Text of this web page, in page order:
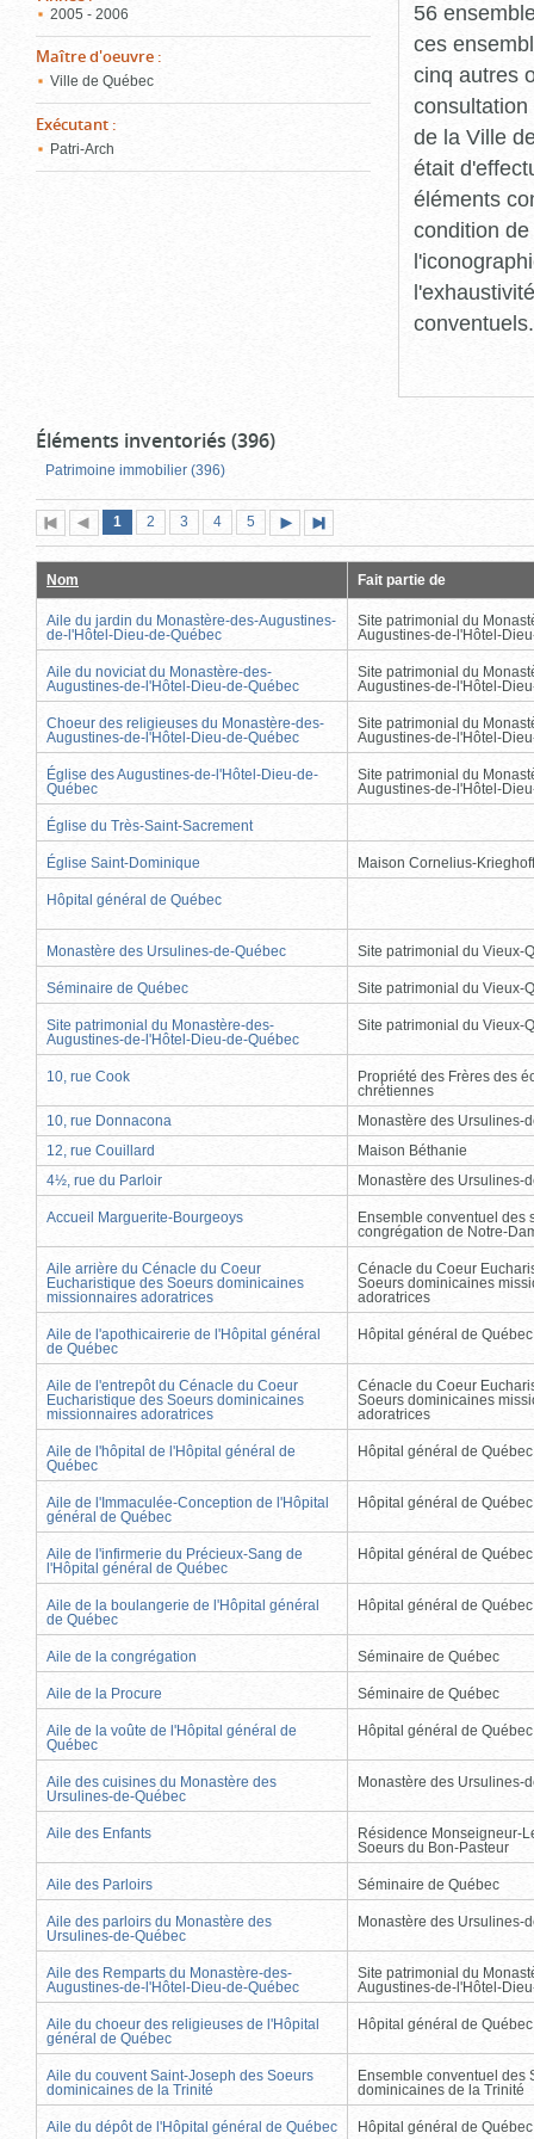
2005 - 2006
Maître d'oeuvre :
Ville de Québec
Exécutant :
Patri-Arch
56
ces
cinq autres
de la Ville
était
éléments
condition
conventuels.
Éléments inventoriés (396)
Patrimoine immobilier (396)
Première
page
Page
précédente
Page
1 (page
actuelle)
Page
2 Page
3 Page
4 Page
5
suivante
page
Nom Fait partie de
Aile du jardin du Monastère-des-Augustines-
de-l'Hôtel-Dieu-de-Québec
Site patrimonial du
Augustines-de-l'Hôtel-
Aile du noviciat du Monastère-des-
Augustines-de-l'Hôtel-Dieu-de-Québec
Site patrimonial du
Augustines-de-l'Hôtel-
Choeur des religieuses du Monastère-des-
Augustines-de-l'Hôtel-Dieu-de-Québec
Site patrimonial du
Augustines-de-l'Hôtel-
Église des Augustines-de-l'Hôtel-Dieu-de-
Québec
Site patrimonial du
Augustines-de-l'Hôtel-
Église du Très-Saint-Sacrement
Église Saint-Dominique Maison Cornelius-Krieghoff
Hôpital général de Québec
Monastère des Ursulines-de-Québec Site patrimonial du Vieux-
Séminaire de Québec Site patrimonial du Vieux-
Site patrimonial du Monastère-des-
Augustines-de-l'Hôtel-Dieu-de-Québec
Site patrimonial du Vieux-
10, rue Cook
Propriété des Frères des
chrétiennes
10, rue Donnacona
Monastère des Ursulines-
12, rue Couillard
Maison Béthanie
4½, rue du Parloir
Monastère des Ursulines-
Accueil Marguerite-Bourgeoys
Ensemble conventuel des
congrégation de Notre-
Aile arrière du Cénacle du Coeur
Eucharistique des Soeurs dominicaines
missionnaires adoratrices
Cénacle du Coeur
Soeurs dominicaines
adoratrices
Aile de l'apothicairerie de l'Hôpital général
de Québec
Hôpital général de Québec
Aile de l'entrepôt du Cénacle du Coeur
Eucharistique des Soeurs dominicaines
missionnaires adoratrices
Cénacle du Coeur
Soeurs dominicaines
adoratrices
Aile de l'hôpital de l'Hôpital général de
Québec
Hôpital général de Québec
Aile de l'Immaculée-Conception de l'Hôpital
général de Québec
Hôpital général de Québec
Aile de l'infirmerie du Précieux-Sang de
l'Hôpital général de Québec
Hôpital général de Québec
Aile de la boulangerie de l'Hôpital général
de Québec
Hôpital général de Québec
Aile de la congrégation Séminaire de Québec
Aile de la Procure Séminaire de Québec
Aile de la voûte de l'Hôpital général de
Québec
Hôpital général de Québec
Aile des cuisines du Monastère des
Ursulines-de-Québec
Monastère des Ursulines-
Aile des Enfants
Résidence Monseigneur-
Soeurs du Bon-Pasteur
Aile des Parloirs Séminaire de Québec
Aile des parloirs du Monastère des
Ursulines-de-Québec
Monastère des Ursulines-
Aile des Remparts du Monastère-des-
Augustines-de-l'Hôtel-Dieu-de-Québec
Site patrimonial du
Augustines-de-l'Hôtel-
Aile du choeur des religieuses de l'Hôpital
général de Québec
Hôpital général de Québec
Aile du couvent Saint-Joseph des Soeurs
dominicaines de la Trinité
Ensemble conventuel des
dominicaines de la Trinité
Aile du dépôt de l'Hôpital général de Québec Hôpital général de Québec